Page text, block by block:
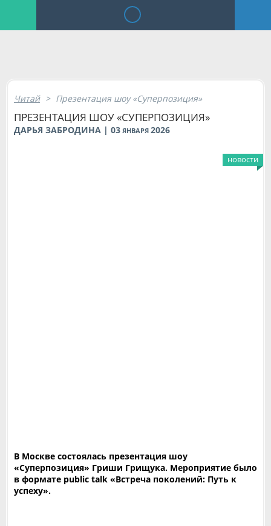
Читай > Презентация шоу «Суперпозиция»
ПРЕЗЕНТАЦИЯ ШОУ «СУПЕРПОЗИЦИЯ»
ДАРЬЯ ЗАБРОДИНА | 03 ЯНВАРЯ 2026
новости
В Москве состоялась презентация шоу
«Суперпозиция» Гриши Грищука. Мероприятие было
в формате public talk «Встреча поколений: Путь к
успеху».